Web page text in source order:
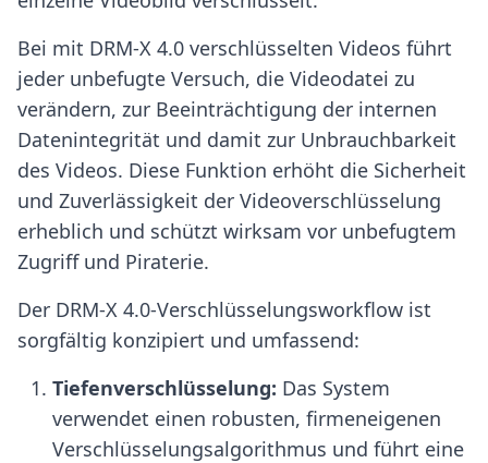
Bei mit DRM-X 4.0 verschlüsselten Videos führt
jeder unbefugte Versuch, die Videodatei zu
verändern, zur Beeinträchtigung der internen
Datenintegrität und damit zur Unbrauchbarkeit
des Videos. Diese Funktion erhöht die Sicherheit
und Zuverlässigkeit der Videoverschlüsselung
erheblich und schützt wirksam vor unbefugtem
Zugriff und Piraterie.
Der DRM-X 4.0-Verschlüsselungsworkflow ist
sorgfältig konzipiert und umfassend:
Tiefenverschlüsselung: Das System
verwendet einen robusten, firmeneigenen
Verschlüsselungsalgorithmus und führt eine